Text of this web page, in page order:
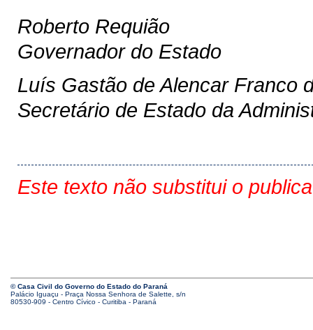
Roberto Requião
Governador do Estado
Luís Gastão de Alencar Franco
Secretário de Estado da
Este texto não substitui o
© Casa Civil do Governo do Estado do Paraná
Palácio Iguaçu - Praça Nossa Senhora de Salette, s/n
80530-909 - Centro Cívico - Curitiba - Paraná